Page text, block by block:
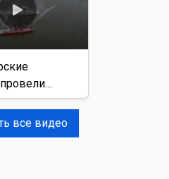
Обь
все видео